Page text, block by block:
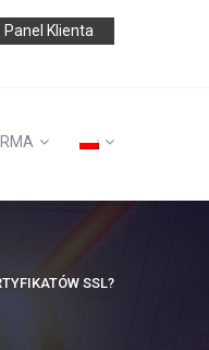
Panel Klienta
SSL?